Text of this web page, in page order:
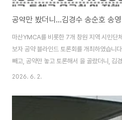
공약만 봤더니...김경수 송순호 송영
마산YMCA를 비롯한 7개 창원 지역 시민단
보자 공약 블라인드 토론회를 개최하였습니
빼고, 공약만 놓고 토론해서 을 골랐더니, 김
좋은 공약으로 많이 뽑혔습니다. 주최측에서
표시가 없는 공약을 하나하나 읽어가며 좋은
공약의 ▲실현 가능성 ▲지방정부 권한 여
2026. 6. 2.